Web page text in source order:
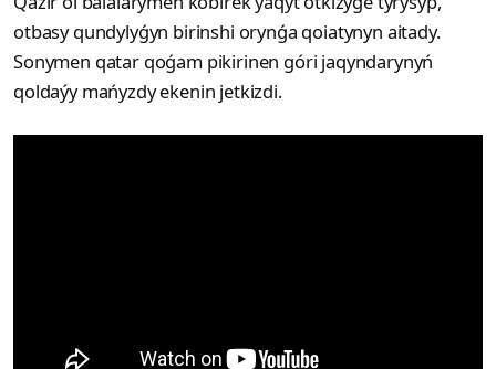
otbasy qundylyǵyn birinshi orynǵa qoiatynyn aitady.
Sonymen qatar qoǵam pikirinen góri jaqyndarynyń
qoldaýy mańyzdy ekenin jetkizdi.